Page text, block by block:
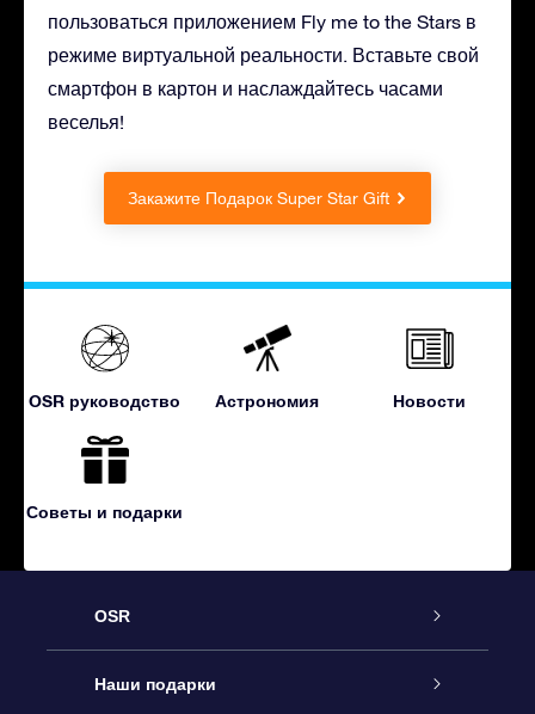
пользоваться приложением Fly me to the Stars в
режиме виртуальной реальности. Вставьте свой
смартфон в картон и наслаждайтесь часами
веселья!
Закажите Подарок Super Star Gift
OSR руководство Астрономия Новости
Советы и подарки
OSR
Обслуживание
Наши подарки